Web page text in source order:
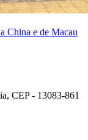
China e de Macau
CEP - 13083-861